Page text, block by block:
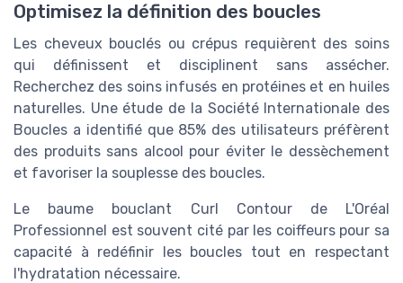
Optimisez la définition des boucles
Les cheveux bouclés ou crépus requièrent des soins
qui définissent et disciplinent sans assécher.
Recherchez des soins infusés en protéines et en huiles
naturelles. Une étude de la Société Internationale des
Boucles a identifié que 85% des utilisateurs préfèrent
des produits sans alcool pour éviter le dessèchement
et favoriser la souplesse des boucles.
Le baume bouclant Curl Contour de L'Oréal
Professionnel est souvent cité par les coiffeurs pour sa
capacité à redéfinir les boucles tout en respectant
l'hydratation nécessaire.